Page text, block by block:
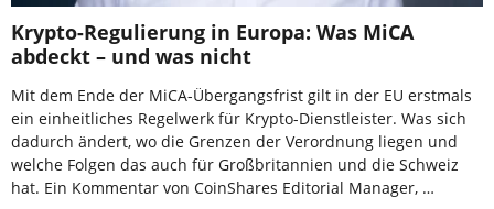
Krypto-Regulierung in Europa: Was MiCA
abdeckt – und was nicht
Mit dem Ende der MiCA-Übergangsfrist gilt in der EU erstmals
ein einheitliches Regelwerk für Krypto-Dienstleister. Was sich
dadurch ändert, wo die Grenzen der Verordnung liegen und
welche Folgen das auch für Großbritannien und die Schweiz
hat. Ein Kommentar von CoinShares Editorial Manager, …